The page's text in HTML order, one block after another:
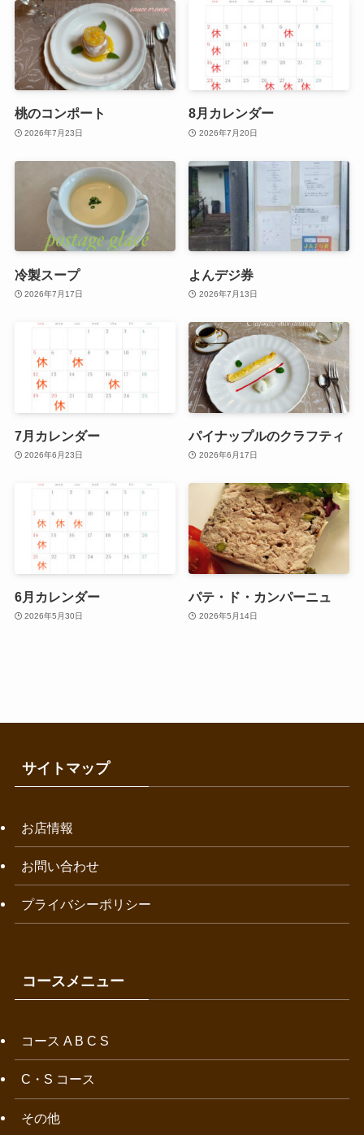
桃のコンポート
2026年7月23日
8月カレンダー
2026年7月20日
冷製スープ
2026年7月17日
よんデジ券
2026年7月13日
7月カレンダー
2026年6月23日
パイナップルのクラフティ
2026年6月17日
6月カレンダー
2026年5月30日
パテ・ド・カンパーニュ
2026年5月14日
サイトマップ
お店情報
お問い合わせ
プライバシーポリシー
コースメニュー
コース A B C S
C・S コース
その他